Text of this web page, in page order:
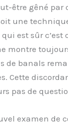
être gêné par
une
est sûr c’est
montre
de banals
Cette
pas de
examen de